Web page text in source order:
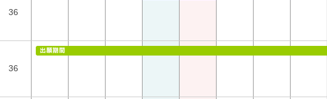
36
36